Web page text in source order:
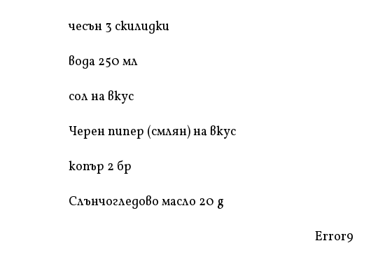
чесън 3 скилидки
вода 250 мл
сол на вкус
Черен пипер (смлян) на вкус
копър 2 бр
Слънчогледово масло 20 g
Error9